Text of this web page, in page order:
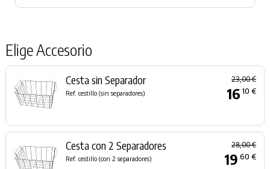
Elige Accesorio
Cesta sin Separador
Ref. cestillo (sin separadores)
23,00 €
16 10 €
Cesta con 2 Separadores
Ref. cestillo (con 2 separadores)
28,00 €
19 60 €